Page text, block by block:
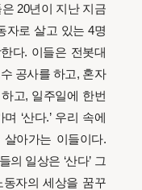
20년이 지난 지금
자로 살고 있는 4명
다. 이들은 전봇대
공사를 하고, 혼자
고, 일주일에 한번
‘산다.’ 우리 속에
아가는 이들이다.
의 일상은 ‘산다’ 그
자의 세상을 꿈꾸